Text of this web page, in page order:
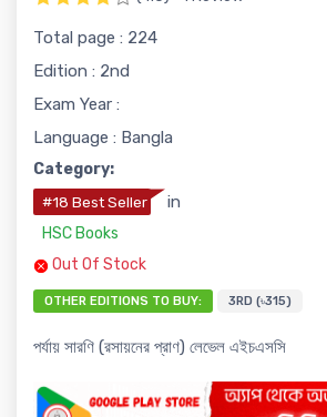
Total page : 224
Edition : 2nd
Exam Year :
Language : Bangla
Category:
#18 Best Seller in
HSC Books
Out Of Stock
OTHER EDITIONS TO BUY: 3RD (৳315)
পর্যায় সারণি (রসায়নের প্রাণ) লেভেল এইচএসসি